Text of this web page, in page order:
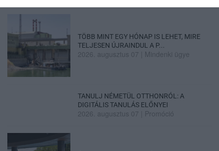
TÖBB MINT EGY HÓNAP IS LEHET, MIRE
TELJESEN ÚJRAINDUL A P...
2026. augusztus 07 Mindenki ügye
TANULJ NÉMETÜL OTTHONRÓL: A
DIGITÁLIS TANULÁS ELŐNYEI
2026. augusztus 07 Promóció